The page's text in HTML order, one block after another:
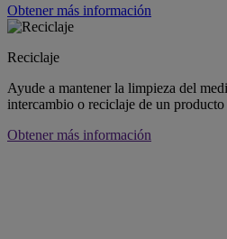
Obtener más información
Reciclaje
Ayude a mantener la limpieza del
intercambio o reciclaje de un producto
Obtener más información